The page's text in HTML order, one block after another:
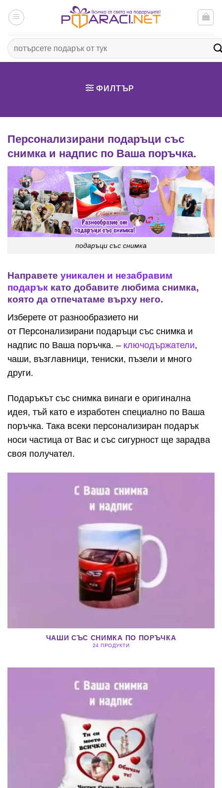
съдържанието
Търсене
за:
ФИЛТЪР
Персонализирани подаръци със
снимка и надпис по Ваша поръчка.
подаръци със снимка
Направете уникален и незабравим
подарък като добавите любима снимка,
която да отпечатаме върху него.
Изберете от разнообразието ни
от Персонализирани подаръци със снимка и
надпис по Ваша поръчка. – ключодържатели,
чаши, възглавници, тениски, пъзели и много
други.
Подаръкът със снимка винаги е оригинална
идея, тъй като е изработен специално по Ваша
поръчка. Така всеки персонализиран подарък
носи частица от Вас и със сигурност ще зарадва
своя получател.
ЧАШИ СЪС СНИМКА ПО ПОРЪЧКА
24 ПРОДУКТИ